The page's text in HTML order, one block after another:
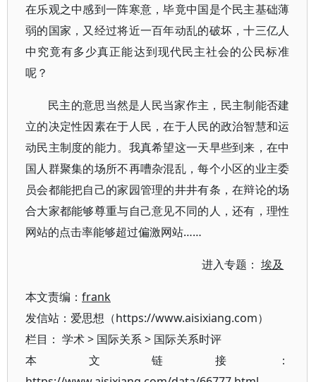
在乐观之中感到一阵寒意，毕竟中国是个民主基础薄
弱的国家，又经过将近一百年动乱的破坏，十三亿人
中究竟有多少真正能达到现代民主社会的公民标准
呢？
民主的意思当然是人民当家作主，民主制能否建
立的决定性因素在于人民，在于人民的政治智慧和运
动民主制度的能力。我真希望这一天早些到来，在中
国人群聚集的场所不再嘈杂混乱，每个小区的业主委
员会都能把自己的家园管理的井井有条，在辩论的场
合大家都能够尊重与自己意见不同的人，还有，理性
网站的点击率能够超过偏激网站……
进入专题：埃及
本文责编： frank
发信站：爱思想（https://www.aisixiang.com）
栏目： 学术> 国际关系> 国际关系时评
本文链接：